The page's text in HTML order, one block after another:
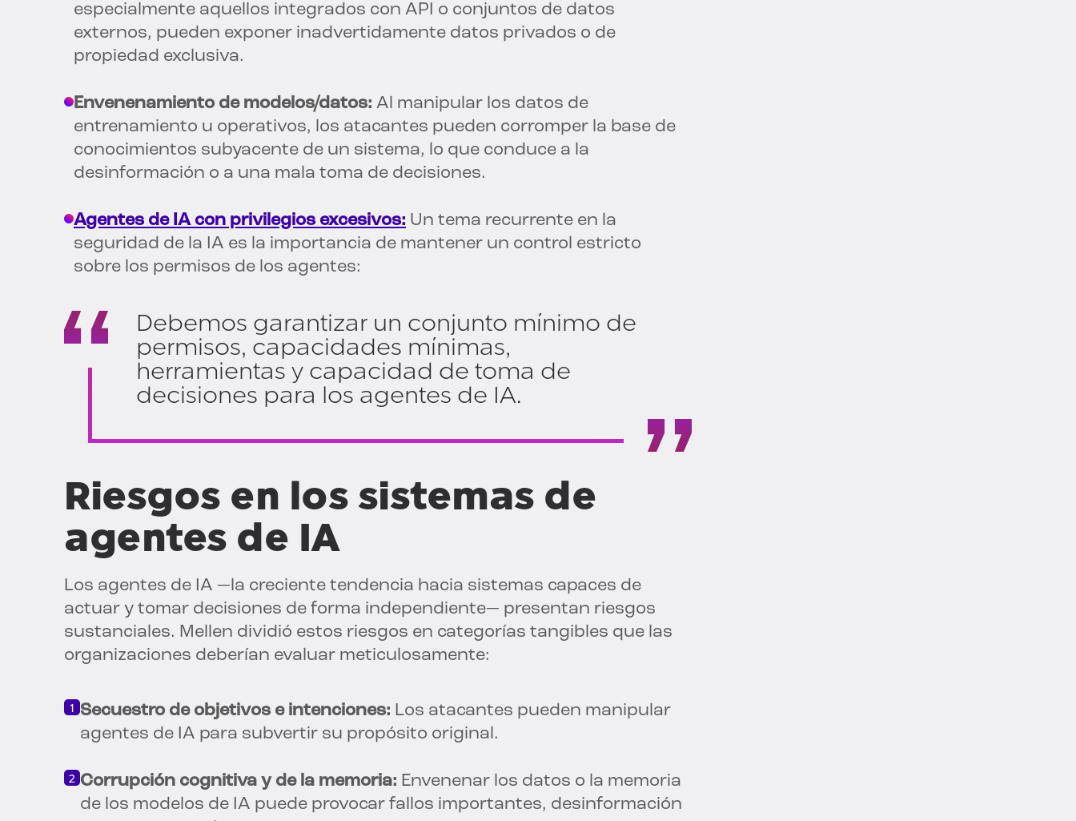
especialmente aquellos integrados con API o conjuntos de datos
externos, pueden exponer inadvertidamente datos privados o de
propiedad exclusiva.
Envenenamiento de modelos/datos: Al manipular los datos de
entrenamiento u operativos, los atacantes pueden corromper la base de
conocimientos subyacente de un sistema, lo que conduce a la
desinformación o a una mala toma de decisiones.
Agentes de IA con privilegios excesivos: Un tema recurrente en la
seguridad de la IA es la importancia de mantener un control estricto
sobre los permisos de los agentes:
Debemos garantizar un conjunto mínimo de
permisos, capacidades mínimas,
herramientas y capacidad de toma de
decisiones para los agentes de IA.
Riesgos en los sistemas de
agentes de IA
Los agentes de IA —la creciente tendencia hacia sistemas capaces de
actuar y tomar decisiones de forma independiente— presentan riesgos
sustanciales. Mellen dividió estos riesgos en categorías tangibles que las
organizaciones deberían evaluar meticulosamente:
Secuestro de objetivos e intenciones: Los atacantes pueden manipular
agentes de IA para subvertir su propósito original.
Corrupción cognitiva y de la memoria: Envenenar los datos o la memoria
de los modelos de IA puede provocar fallos importantes, desinformación